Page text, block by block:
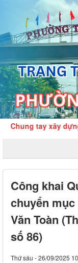
Chung tay xây
Công khai
chuyển
Văn Toàn
số 86)
Thứ sáu - 26/09/2025